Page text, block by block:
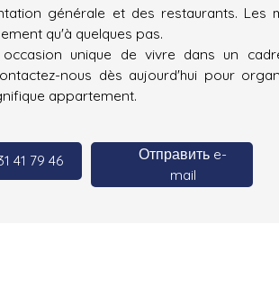
générale et des restaurants. Les
qu'à quelques pas.
unique de vivre dans un
nous dès aujourd'hui pour
appartement.
41 79 46
Отправить e-
mail